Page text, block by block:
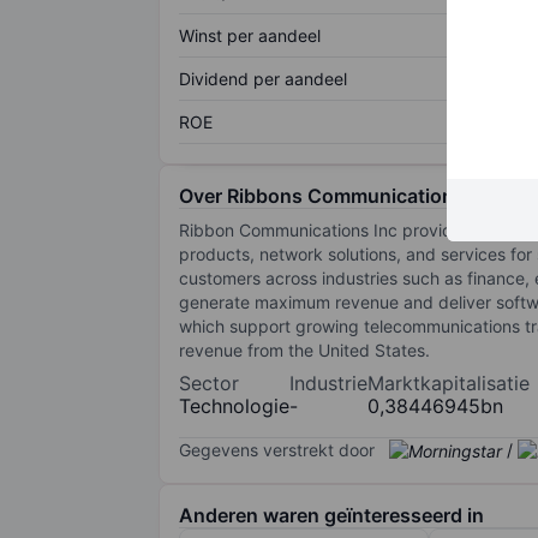
Winst per aandeel
Dividend per aandeel
ROE
Over Ribbons Communications Inc.
Ribbon Communications Inc provides
products, network solutions, and services
customers across industries such as
generate maximum revenue and deliver
which support growing telecommunications
revenue from the United States.
Sector
Technologie
Industrie
-
Marktkapitalisatie
0,38446945bn
Gegevens verstrekt door /
Anderen waren geïnteresseerd in